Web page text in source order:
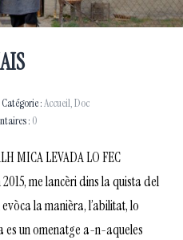
Catégorie :Accueil,Doc
: 0
MICA LEVADA LO FEC
2015, me lancèri dins la quista del
la manièra, l’abilitat, lo
es un omenatge a-n-aqueles